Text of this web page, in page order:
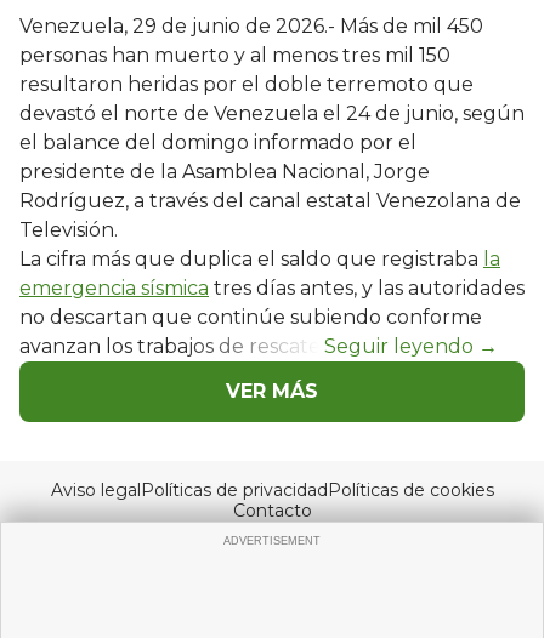
Venezuela, 29 de junio de 2026.- Más de mil 450
personas han muerto y al menos tres mil 150
resultaron heridas por el doble terremoto que
devastó el norte de Venezuela el 24 de junio, según
el balance del domingo informado por el
presidente de la Asamblea Nacional, Jorge
Rodríguez, a través del canal estatal Venezolana de
Televisión.
La cifra más que duplica el saldo que registraba la
emergencia sísmica tres días antes, y las autoridades
no descartan que continúe subiendo conforme
avanzan los trabajos de rescate.
VER MÁS
Aviso legalPolíticas de privacidadPolíticas de cookies
Contacto